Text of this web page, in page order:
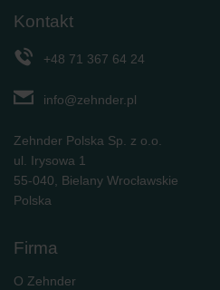
Kontakt
+48 71 367 64 24
info@zehnder.pl
Zehnder Polska Sp. z o.o.
ul. Irysowa 1
55-040, Bielany Wrocławskie
Polska
Firma
O Zehnder